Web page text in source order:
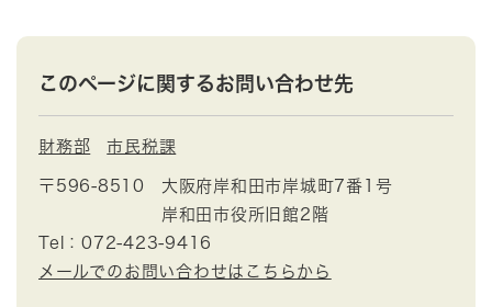
このページに関するお問い合わせ先
財務部 市民税課
〒596-8510
大阪府岸和田市岸城町7番1号
岸和田市役所旧館2階
Tel：072-423-9416
メールでのお問い合わせはこちらから